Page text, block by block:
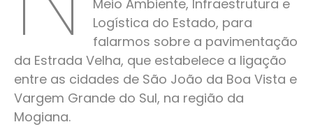
Meio Ambiente, Infraestrutura e
Logística do Estado, para
falarmos sobre a pavimentação
da Estrada Velha, que estabelece a ligação
entre as cidades de São João da Boa Vista e
Vargem Grande do Sul, na região da
Mogiana.